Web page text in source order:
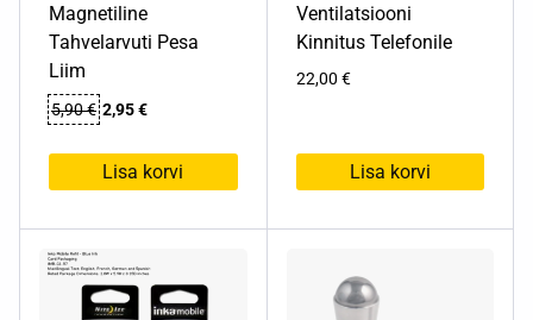
Magnetiline
Tahvelarvuti Pesa
Liim
5,90€ Algne
oli:
5,90 €.
2,95€Praegune
on:
2,95 €.
Lisa korvi
Ventilatsiooni
Kinnitus Telefonile
22,00 €
Lisa korvi